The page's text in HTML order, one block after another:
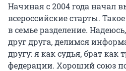
Начиная с 2004 года начал
всероссийские старты.
в семье разделение.
друг друга, делимся
другу: я как судья, брат как
федерации. Хороший союз